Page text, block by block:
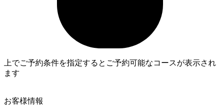
上でご予約条件を指定するとご予約可能なコースが表示され
ます
お客様情報